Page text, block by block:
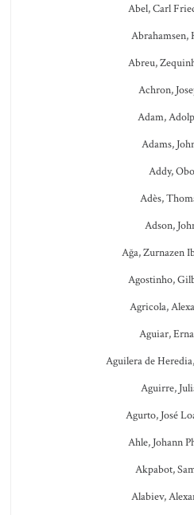
Abel, Carl
Abrahamsen,
Abreu,
Achron,
Adam,
Adams,
Addy, Obo
Adès,
Adson,
Ağa, Zurnazen
Agostinho,
Agricola,
Aguiar,
Aguilera de
Aguirre,
Agurto, José
Ahle, Johann
Akpabot,
Alabiev,